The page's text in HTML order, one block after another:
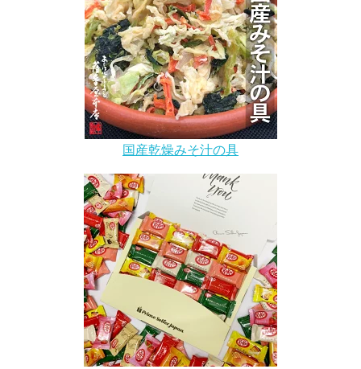
国産乾燥みそ汁の具